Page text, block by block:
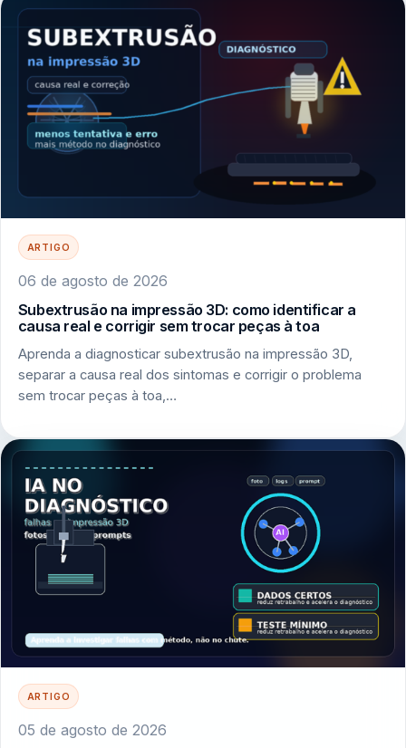
ARTIGO
06 de agosto de 2026
Subextrusão na impressão 3D: como identificar a
causa real e corrigir sem trocar peças à toa
Aprenda a diagnosticar subextrusão na impressão 3D,
separar a causa real dos sintomas e corrigir o problema
sem trocar peças à toa,…
ARTIGO
05 de agosto de 2026